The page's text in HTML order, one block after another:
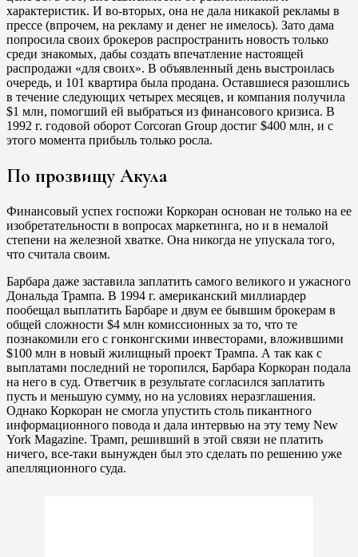
характеристик. И во-вторых, она не дала никакой рекламы в
прессе (впрочем, на рекламу и денег не имелось). Зато дама
попросила своих брокеров распространить новость только
среди знакомых, дабы создать впечатление настоящей
распродажи «для своих». В объявленный день выстроилась
очередь, и 101 квартира была продана. Оставшиеся разошлись
в течение следующих четырех месяцев, и компания получила
$1 млн, помогший ей выбраться из финансового кризиса. В
1992 г. годовой оборот Corcoran Group достиг $400 млн, и с
этого момента прибыль только росла.
По прозвищу Акула
Финансовый успех госпожи Коркоран основан не только на ее
изобретательности в вопросах маркетинга, но и в немалой
степени на железной хватке. Она никогда не упускала того,
что считала своим.
Барбара даже заставила заплатить самого великого и ужасного
Дональда Трампа. В 1994 г. американский миллиардер
пообещал выплатить Барбаре и двум ее бывшим брокерам в
общей сложности $4 млн комиссионных за то, что те
познакомили его с гонконгскими инвесторами, вложившими
$100 млн в новый жилищный проект Трампа. А так как с
выплатами последний не торопился, Барбара Коркоран подала
на него в суд. Ответчик в результате согласился заплатить
пусть и меньшую сумму, но на условиях неразглашения.
Однако Коркоран не смогла упустить столь пикантного
информационного повода и дала интервью на эту тему New
York Magazine. Трамп, решивший в этой связи не платить
ничего, все-таки вынужден был это сделать по решению уже
апелляционного суда.